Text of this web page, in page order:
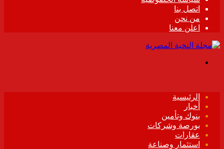
اتصل بنا
من نحن
اعلن معنا
الرئيسية
أخبار
بنوك وتأمين
بورصة وشركات
عقارات
استثمار وصناعة